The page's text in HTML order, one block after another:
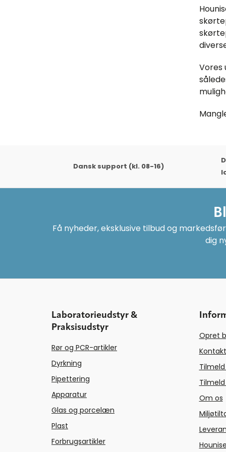
Vores
Dansk support (kl. 08-16)
Få nyheder, eksklusive tilbud og
dig
Laboratorieudstyr &
Praksisudstyr
Rør og PCR-artikler
Dyrkning
Pipettering
Apparatur
Glas og porcelæn
Plast
Forbrugsartikler
Opret
Om os